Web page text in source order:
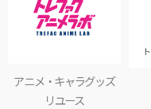
アニメ・キャラグッズ
リユース